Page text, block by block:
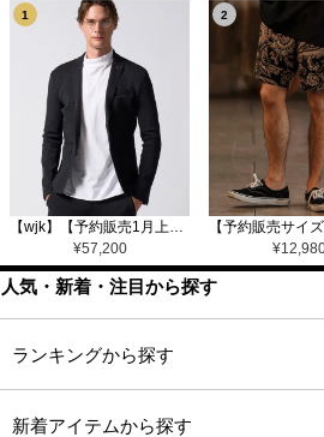
1
【wjk】【予約販売1月上旬～中旬入荷】function knit jacket(jacquard check) ニットジャケット(207 mw08j)
¥57,200
2
¥
人気・新着・注目から探す
ランキングから探す
新着アイテムから探す